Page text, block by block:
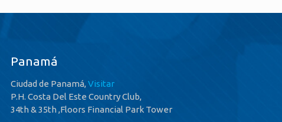
Panamá
Ciudad de Panamá,Visitar
P.H. Costa Del Este Country Club,
34th & 35th ,Floors Financial Park Tower